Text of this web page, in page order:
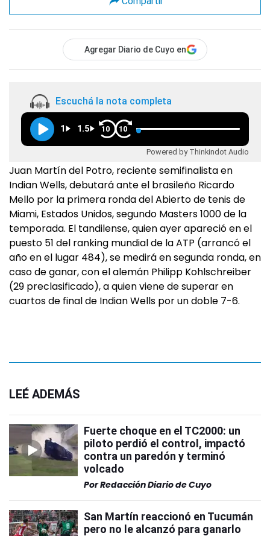
Agregar Diario de Cuyo en
Escuchá la nota completa
1 1.5 10 10
Powered by Thinkindot Audio
Juan Martín del Potro, reciente semifinalista en
Indian Wells, debutará ante el brasileño Ricardo
Mello por la primera ronda del Abierto de tenis de
Miami, Estados Unidos, segundo Masters 1000 de la
temporada. El tandilense, quien ayer apareció en el
puesto 51 del ranking mundial de la ATP (arrancó el
año en el lugar 484), se medirá en segunda ronda, en
caso de ganar, con el alemán Philipp Kohlschreiber
(29 preclasificado), a quien viene de superar en
cuartos de final de Indian Wells por un doble 7-6.
LEÉ ADEMÁS
Fuerte choque en el TC2000: un
piloto perdió el control, impactó
contra un paredón y terminó
volcado
PorRedacción Diario de Cuyo
San Martín reaccionó en Tucumán
pero no le alcanzó para ganarlo